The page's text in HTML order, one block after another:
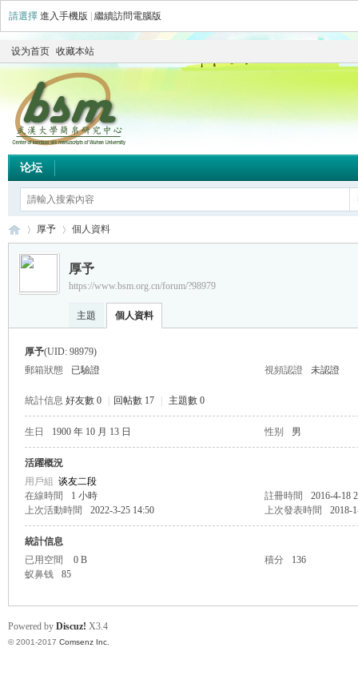
請選擇 進入手機版 繼續訪問電腦版
设为首页 收藏本站
论坛
›
厚予
›
個人資料
厚予
https://www.bsm.org.cn/forum/?98979
主題 個人資料
厚予(UID: 98979)
郵箱狀態
已驗證 視頻認證 未認證
統計信息 好友數 0 回帖數 17 主題數 0
生日 1900 年 10 月 13 日 性别 男
活躍概況
用戶組 谈友二段
在線時間
1 小時 註冊時間
2016-4-18
上次活動時間
2022-3-25 14:50 上次發表時間 2018-
統計信息
已用空間
0 B 積分
136
蚁鼻钱
85
Powered by Discuz! X3.4
© 2001-2017 Comsenz Inc.